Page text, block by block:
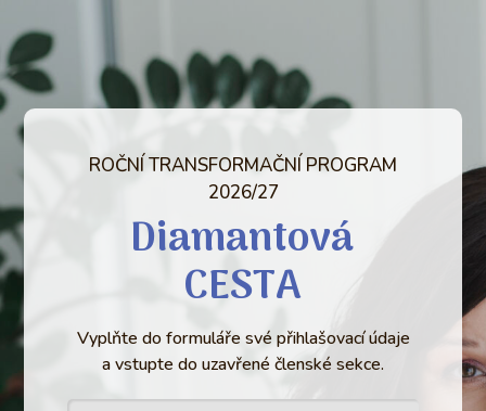
ROČNÍ TRANSFORMAČNÍ PROGRAM
2026/27
Diamantová
CESTA
Vyplňte do formuláře své přihlašovací údaje
a vstupte do uzavřené členské sekce.